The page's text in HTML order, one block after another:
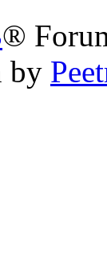
®
by